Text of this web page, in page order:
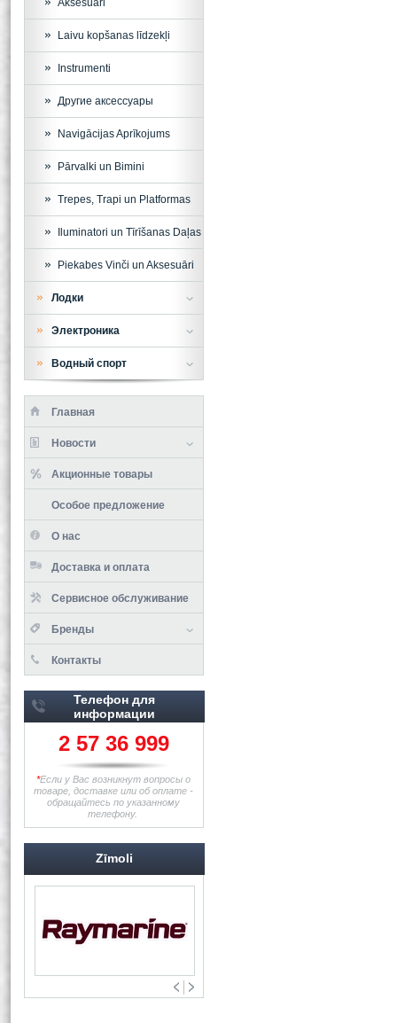
Aksesuāri
Laivu kopšanas līdzekļi
Instrumenti
Другие аксессуары
Navigācijas Aprīkojums
Pārvalki un Bimini
Trepes, Trapi un Platformas
Iluminatori un Tīrīšanas Daļas
Piekabes Vinči un Aksesuāri
Лодки
Электроника
Водный спорт
Главная
Новости
Акционные товары
Особое предложение
О нас
Доставка и оплата
Сервисное обслуживание
Бренды
Контакты
Телефон для
информации
2 57 36 999
*Если у Вас возникнут вопросы о
товаре, доставке или об оплате -
обращайтесь по указанному
телефону.
Zīmoli